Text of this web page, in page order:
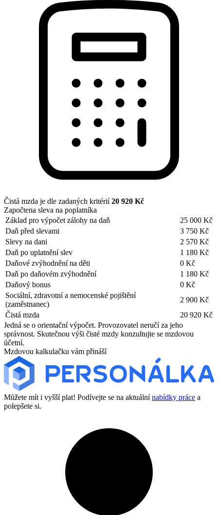
Čistá mzda je dle zadaných kritérií20 920 Kč
Započtena sleva na poplatníka
Základ pro výpočet zálohy na daň
25 000 Kč
Daň před slevami
3 750 Kč
Slevy na dani
2 570 Kč
Daň po uplatnění slev
1 180 Kč
Daňové zvýhodnění na děti
0 Kč
Daň po daňovém zvýhodnění
1 180 Kč
Daňový bonus
0 Kč
Sociální, zdravotní a nemocenské pojištění
(zaměstnanec)
2 900 Kč
Čistá mzda
20 920 Kč
Jedná se o orientační výpočet. Provozovatel neručí za jeho
správnost. Skutečnou výši čisté mzdy konzultujte se mzdovou
účetní.
Mzdovou kalkulačku vám přináší
Můžete mít i vyšší plat! Podívejte se na aktuálnínabídky práce a
polepšete si.